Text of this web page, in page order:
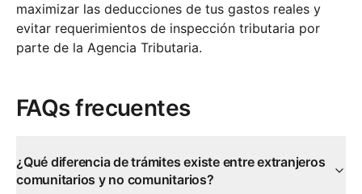
maximizar las deducciones de tus gastos reales y
evitar requerimientos de inspección tributaria por
parte de la Agencia Tributaria.
FAQs frecuentes
¿Qué diferencia de trámites existe entre extranjeros
comunitarios y no comunitarios?